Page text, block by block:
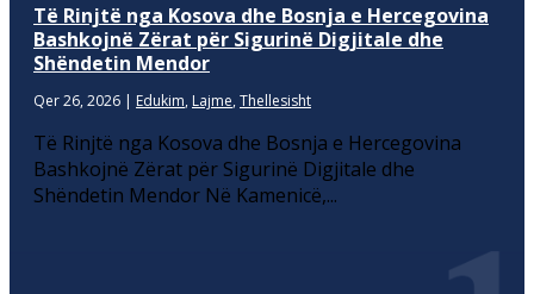
Të Rinjtë nga Kosova dhe Bosnja e Hercegovina
Bashkojnë Zërat për Sigurinë Digjitale dhe
Shëndetin Mendor
Qer 26, 2026 | Edukim, Lajme, Thellesisht
Të Rinjtë nga Kosova dhe Bosnja e Hercegovina
Bashkojnë Zërat për Sigurinë Digjitale dhe
Shëndetin Mendor Në Kamenicë,...